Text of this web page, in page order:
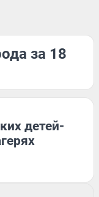
за 18
детей-